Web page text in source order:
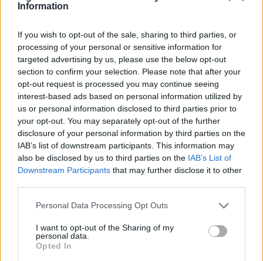
Information
If you wish to opt-out of the sale, sharing to third parties, or
processing of your personal or sensitive information for
targeted advertising by us, please use the below opt-out
section to confirm your selection. Please note that after your
opt-out request is processed you may continue seeing
interest-based ads based on personal information utilized by
us or personal information disclosed to third parties prior to
your opt-out. You may separately opt-out of the further
disclosure of your personal information by third parties on the
IAB’s list of downstream participants. This information may
also be disclosed by us to third parties on the IAB’s List of
Downstream Participants that may further disclose it to other
Personal Data Processing Opt Outs
I want to opt-out of the Sharing of my
personal data.
Opted In
timer i grønne omgivelser?
Søndag 16. august inviterer Haveselskabet
Aalborg i samarbejde med Vester Hassing
Borgerforening til havemarked i byparken i Vester
Hassing.
Fra klokken 13 til 16 vil byparken danne rammen
om et marked med omkring 20 stadeholdere, hvor
både glade haveamatører og professionelle
virksomheder sælger haverelaterede varer.
Vis mere
Del artikel